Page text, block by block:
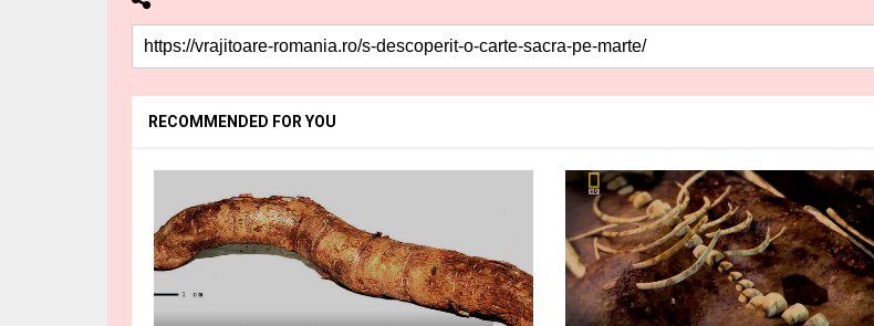
RECOMMENDED FOR YOU